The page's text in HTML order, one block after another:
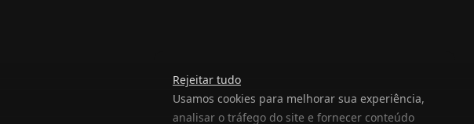
Rejeitar tudo
Usamos cookies para melhorar sua experiência,
analisar o tráfego do site e fornecer conteúdo